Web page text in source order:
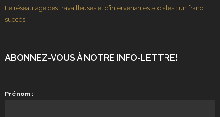
Le réseautage des travailleuses et d’intervenantes sociales : un franc
succès!
ABONNEZ-VOUS À NOTRE INFO-LETTRE!
Prénom :